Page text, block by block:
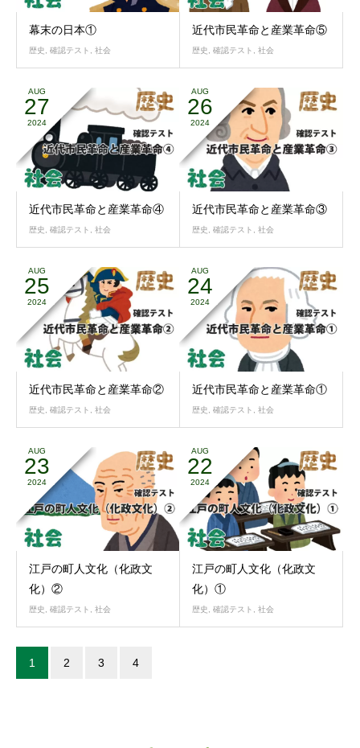
幕末の日本①
歴史 確認テスト 社会
近代市民革命と産業革命⑤
歴史 確認テスト 社会
AUG
27
2024
近代市民革命と産業革命④
歴史 確認テスト 社会
AUG
26
2024
近代市民革命と産業革命③
歴史 確認テスト 社会
AUG
25
2024
近代市民革命と産業革命②
歴史 確認テスト 社会
AUG
24
2024
近代市民革命と産業革命①
歴史 確認テスト 社会
AUG
23
2024
江戸の町人文化（化政文
化）②
歴史 確認テスト 社会
AUG
22
2024
江戸の町人文化（化政文
化）①
歴史 確認テスト 社会
1 2 3 4